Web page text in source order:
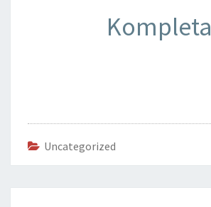
Kompleta
Uncategorized